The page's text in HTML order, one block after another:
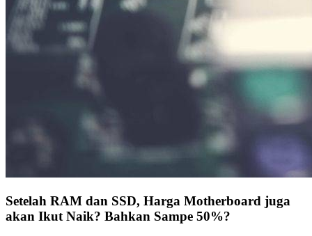
Setelah RAM dan SSD, Harga Motherboard juga
akan Ikut Naik? Bahkan Sampe 50%?